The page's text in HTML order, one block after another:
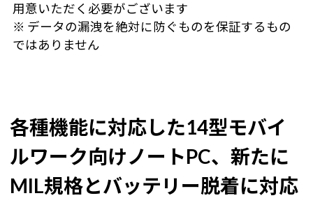
用意いただく必要がございます
※ データの漏洩を絶対に防ぐものを保証するもの
ではありません
各種機能に対応した14型モバイ
ルワーク向けノートPC、 新たに
MIL規格とバッテリー脱着に対応